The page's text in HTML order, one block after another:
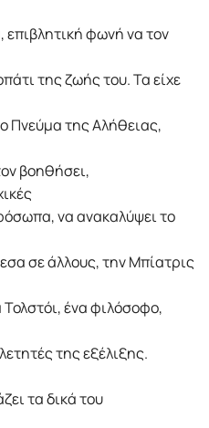
φωνή να τον
της ζωής του. Τα είχε
Πνεύμα της Αλήθειας,
βοηθήσει,
να ανακαλύψει το
σε άλλους, την Μπίατρις
ένα φιλόσοφο,
της εξέλιξης.
τα δικά του